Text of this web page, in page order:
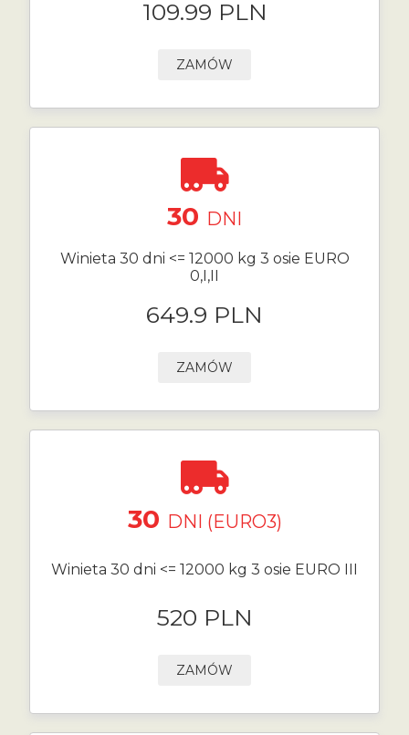
109.99 PLN
ZAMÓW
30 DNI
Winieta 30 dni <= 12000 kg 3 osie EURO
0,I,II
649.9 PLN
ZAMÓW
30 DNI (EURO3)
Winieta 30 dni <= 12000 kg 3 osie EURO III
520 PLN
ZAMÓW